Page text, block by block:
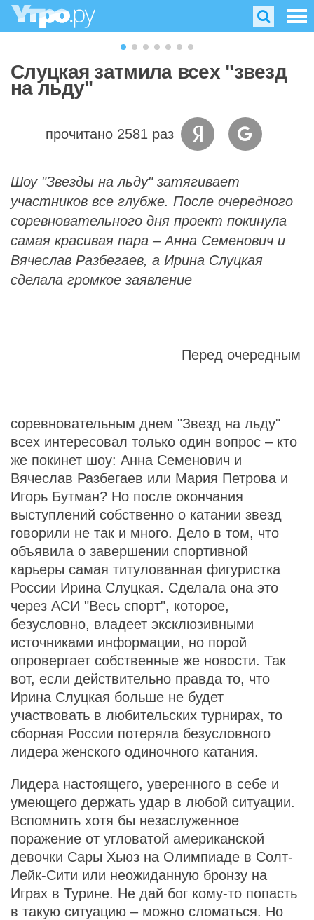
Слуцкая затмила всех "звезд
на льду"
прочитано 2581 раз
Шоу "Звезды на льду" затягивает
участников все глубже. После очередного
соревновательного дня проект покинула
самая красивая пара – Анна Семенович и
Вячеслав Разбегаев, а Ирина Слуцкая
сделала громкое заявление
Перед очередным
соревновательным днем "Звезд на льду"
всех интересовал только один вопрос – кто
же покинет шоу: Анна Семенович и
Вячеслав Разбегаев или Мария Петрова и
Игорь Бутман? Но после окончания
выступлений собственно о катании звезд
говорили не так и много. Дело в том, что
объявила о завершении спортивной
карьеры самая титулованная фигуристка
России Ирина Слуцкая. Сделала она это
через АСИ "Весь спорт", которое,
безусловно, владеет эксклюзивными
источниками информации, но порой
опровергает собственные же новости. Так
вот, если действительно правда то, что
Ирина Слуцкая больше не будет
участвовать в любительских турнирах, то
сборная России потеряла безусловного
лидера женского одиночного катания.
Лидера настоящего, уверенного в себе и
умеющего держать удар в любой ситуации.
Вспомнить хотя бы незаслуженное
поражение от угловатой американской
девочки Сары Хьюз на Олимпиаде в Солт-
Лейк-Сити или неожиданную бронзу на
Играх в Турине. Не дай бог кому-то попасть
в такую ситуацию – можно сломаться. Но